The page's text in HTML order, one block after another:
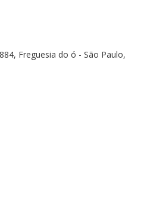
Freguesia do ó - São Paulo,